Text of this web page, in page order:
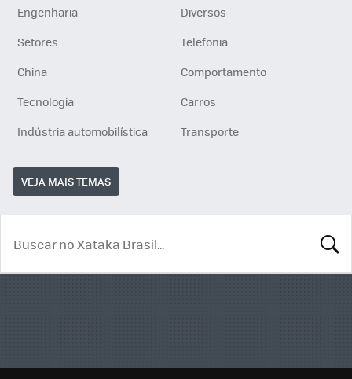
Engenharia
Diversos
Setores
Telefonia
China
Comportamento
Tecnologia
Carros
Indústria automobilística
Transporte
VEJA MAIS TEMAS